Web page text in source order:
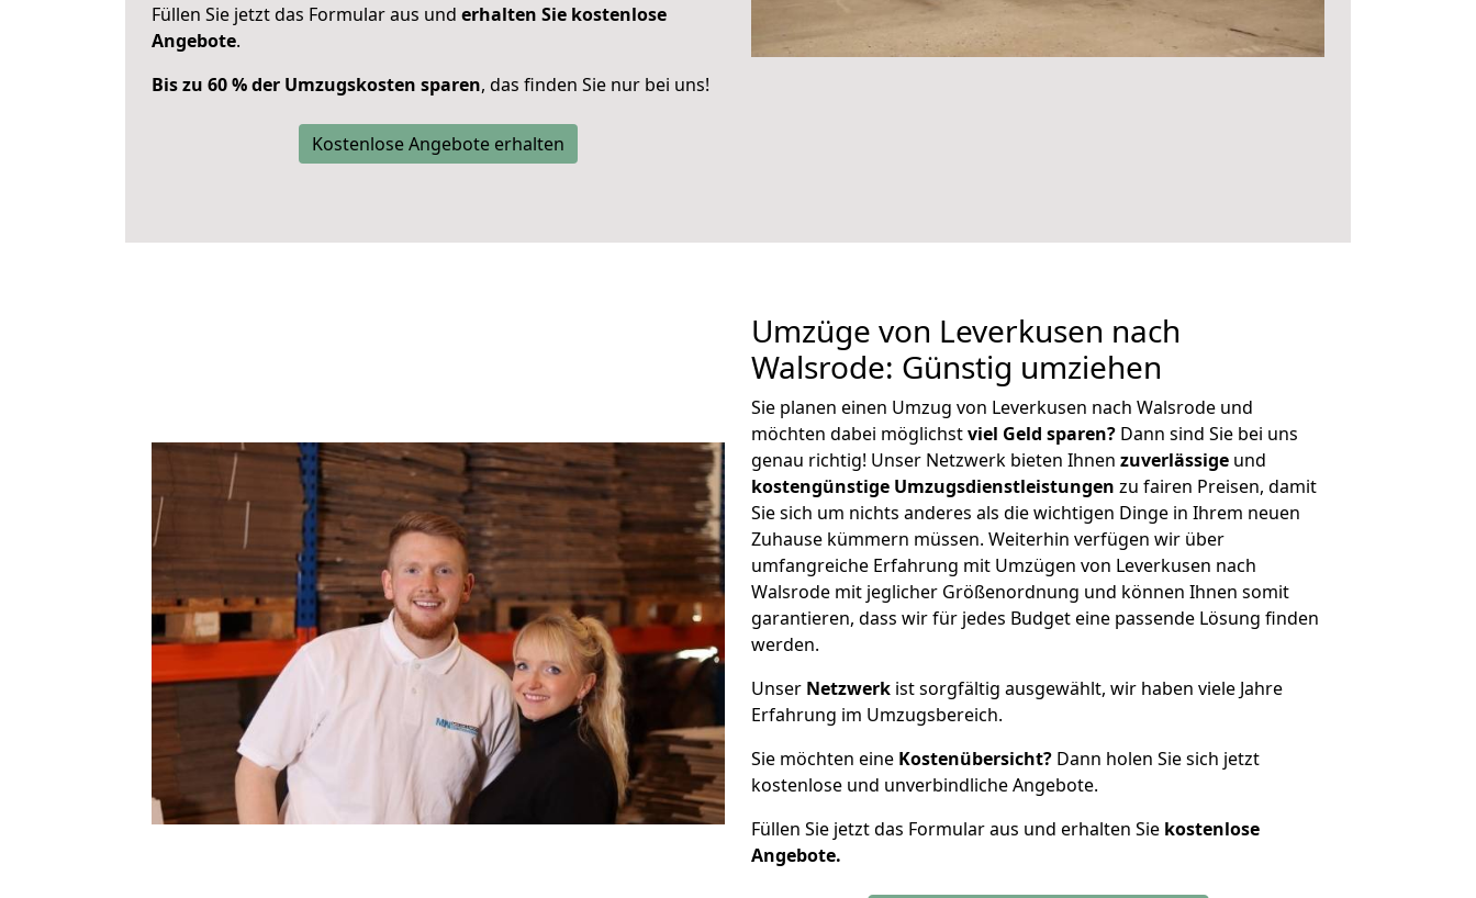
Füllen Sie jetzt das Formular aus und erhalten Sie kostenlose
Angebote.
Bis zu 60 % der Umzugskosten sparen, das finden Sie nur bei uns!
Kostenlose Angebote erhalten
Umzüge von Leverkusen nach
Walsrode: Günstig umziehen
Sie planen einen Umzug von Leverkusen nach Walsrode und
möchten dabei möglichstviel Geld sparen? Dann sind Sie bei uns
genau richtig! Unser Netzwerk bieten Ihnen zuverlässige und
kostengünstige Umzugsdienstleistungen zu fairen Preisen, damit
Sie sich um nichts anderes als die wichtigen Dinge in Ihrem neuen
Zuhause kümmern müssen. Weiterhin verfügen wir über
umfangreiche Erfahrung mit Umzügen von Leverkusen nach
Walsrode mit jeglicher Größenordnung und können Ihnen somit
garantieren, dass wir für jedes Budget eine passende Lösung finden
werden.
Unser Netzwerk ist sorgfältig ausgewählt, wir haben viele Jahre
Erfahrung im Umzugsbereich.
Sie möchten eine Kostenübersicht? Dann holen Sie sich jetzt
kostenlose und unverbindliche Angebote.
Füllen Sie jetzt das Formular aus und erhalten Sie kostenlose
Angebote.